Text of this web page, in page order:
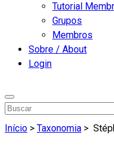
Tutorial
Grupos
Membros
Sobre / About
Login
Início > Taxonomia >